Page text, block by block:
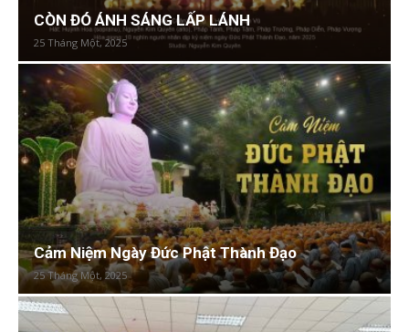
CÒN ĐÓ ÁNH SÁNG LẤP LÁNH
25 Tháng Một, 2025
Cảm Niệm Ngày Đức Phật Thành Đạo
25 Tháng Một, 2025